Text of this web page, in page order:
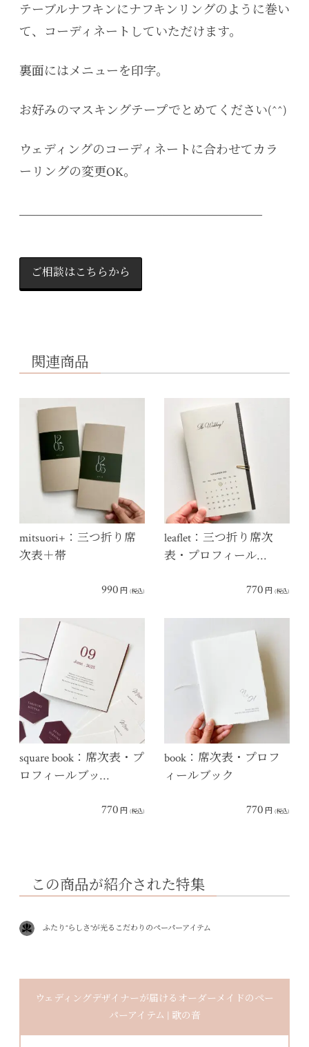
テーブルナフキンにナフキンリングのように巻い
て、コーディネートしていただけます。
裏面にはメニューを印字。
お好みのマスキングテープでとめてください(^^)
ウェディングのコーディネートに合わせてカラ
ーリングの変更OK。
____________________________________________
ご相談はこちらから
関連商品
mitsuori+：三つ折り席
次表＋帯
990 円 (税込)
leaflet：三つ折り席次
表・プロフィール…
770 円 (税込)
square book：席次表・プ
ロフィールブッ…
770 円 (税込)
book：席次表・プロフ
ィールブック
770 円 (税込)
この商品が紹介された特集
ふたり”らしさ”が光るこだわりのペーパーアイテム
ウェディングデザイナーが届けるオーダーメイドのペー
パーアイテム | 歌の音